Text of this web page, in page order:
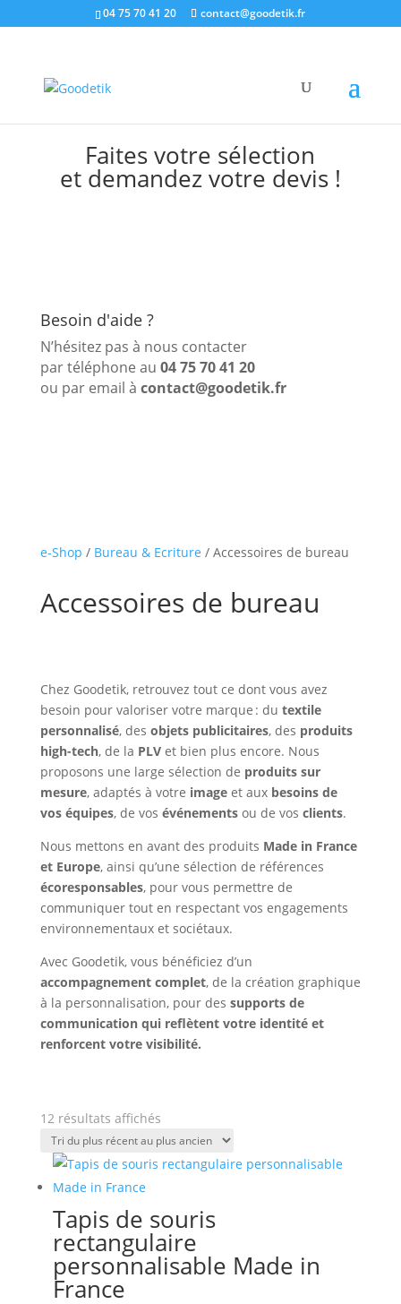
04 75 70 41 20 contact@goodetik.fr
Faites votre sélection
et demandez votre devis !
Besoin d'aide ?
N’hésitez pas à nous contacter
par téléphone au 04 75 70 41 20
ou par email à contact@goodetik.fr
e-Shop / Bureau & Ecriture / Accessoires de bureau
Accessoires de bureau
Chez Goodetik, retrouvez tout ce dont vous avez
besoin pour valoriser votre marque : du textile
personnalisé, des objets publicitaires, des produits
high-tech, de la PLVet bien plus encore. Nous
proposons une large sélection de produits sur
mesure, adaptés à votre imageet aux besoins de
vos équipes, de vos événementsou de vos clients.
Nous mettons en avant des produits Made in France
et Europe, ainsi qu’une sélection de références
écoresponsables, pour vous permettre de
communiquer tout en respectant vos engagements
environnementaux et sociétaux.
Avec Goodetik, vous bénéficiez d’un
accompagnement complet, de la création graphique
à la personnalisation, pour des supports de
communication qui reflètent votre identité et
renforcent votre visibilité.
12 résultats affichésTrié
du
plus
plus
ancien
Tapis de souris
rectangulaire
personnalisable Made in
France